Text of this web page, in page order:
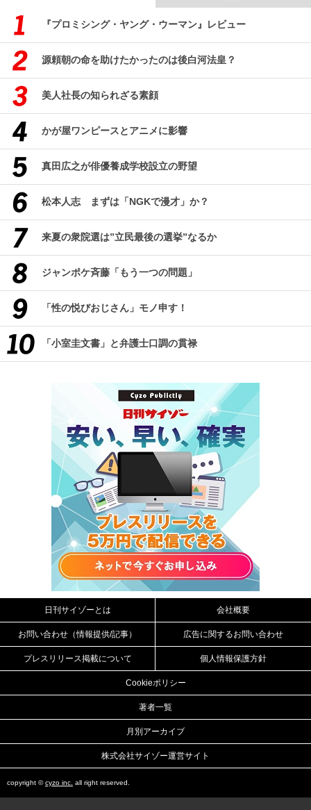
『プロミシング・ヤング・ウーマン』レビュー
源頼朝の命を助けたかったのは後白河法皇？
美人社長の知られざる素顔
かが屋ワンピースとアニメに影響
真田広之が俳優養成学校設立の野望
松本人志 まずは「NGKで漫才」か？
来夏の衆院選は”立民最後の選挙”なるか
ジャンポケ斉藤「もう一つの問題」
「性の悦びおじさん」モノ申す！
「小室圭文書」と弁護士口調の貫禄
日刊サイゾーとは 会社概要
お問い合わせ（情報提供/記事） 広告に関するお問い合わせ
プレスリリース掲載について 個人情報保護方針
Cookieポリシー
著者一覧
月別アーカイブ
株式会社サイゾー運営サイト
copyright ©cyzo inc. all right reserved.